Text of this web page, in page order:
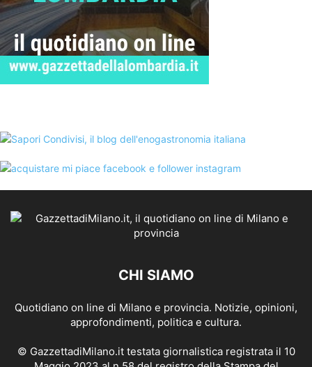
CHI SIAMO
Quotidiano on line di Milano e provincia. Notizie, opinioni,
approfondimenti, politica e cultura.
© GazzettadiMilano.it testata giornalistica registrata il 10